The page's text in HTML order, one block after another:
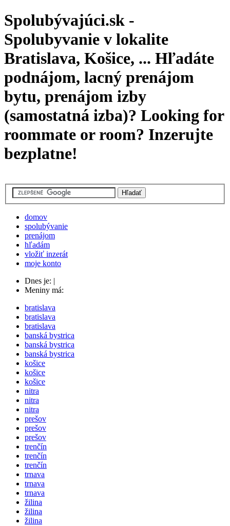
Spolubývajúci.sk -
Spolubyvanie v lokalite
Bratislava, Košice, ... Hľadáte
podnájom, lacný prenájom
bytu, prenájom izby
(samostatná izba)? Looking for
roommate or room? Inzerujte
bezplatne!
domov
spolubývanie
prenájom
hľadám
vložiť inzerát
moje konto
Dnes je:
Meniny má:
bratislava
bratislava
bratislava
banská bystrica
banská bystrica
banská bystrica
košice
košice
košice
nitra
nitra
nitra
prešov
prešov
prešov
trenčín
trenčín
trenčín
trnava
trnava
trnava
žilina
žilina
žilina